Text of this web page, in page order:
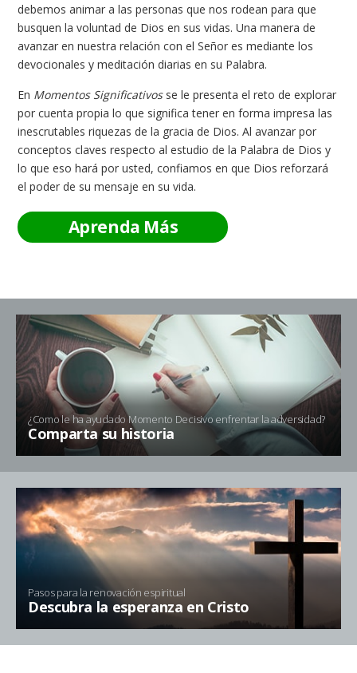
debemos animar a las personas que nos rodean para que
busquen la voluntad de Dios en sus vidas. Una manera de
avanzar en nuestra relación con el Señor es mediante los
devocionales y meditación diarias en su Palabra.
En Momentos Significativosse le presenta el reto de explorar
por cuenta propia lo que significa tener en forma impresa las
inescrutables riquezas de la gracia de Dios. Al avanzar por
conceptos claves respecto al estudio de la Palabra de Dios y
lo que eso hará por usted, confiamos en que Dios reforzará
el poder de su mensaje en su vida.
Aprenda Más
¿Como le ha ayudado Momento Decisivo enfrentar la adversidad?
Comparta su historia
Pasos para la renovación espiritual
Descubra la esperanza en Cristo